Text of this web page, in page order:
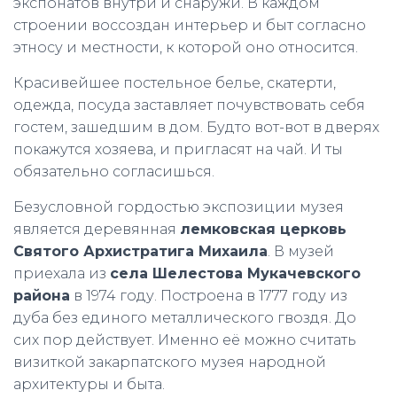
строении воссоздан интерьер и быт согласно
этносу и местности, к которой оно относится.
Красивейшее постельное белье, скатерти,
одежда, посуда заставляет почувствовать себя
гостем, зашедшим в дом. Будто вот-вот в дверях
покажутся хозяева, и пригласят на чай. И ты
обязательно согласишься.
Безусловной гордостью экспозиции музея
является деревянная лемковская церковь
Святого Архистратига Михаила. В музей
приехала из села Шелестова Мукачевского
района в 1974 году. Построена в 1777 году из
дуба без единого металлического гвоздя. До
сих пор действует. Именно её можно считать
визиткой закарпатского музея народной
архитектуры и быта.